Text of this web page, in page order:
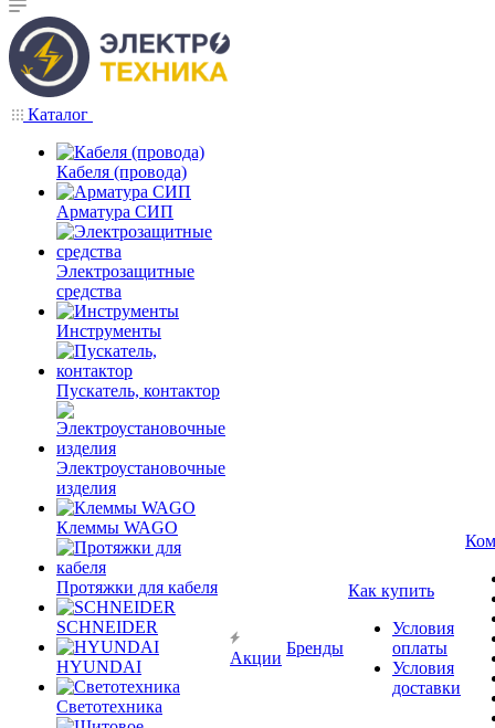
Каталог
Кабеля (провода)
Арматура СИП
Электрозащитные
средства
Инструменты
Пускатель, контактор
Электроустановочные
изделия
Клеммы WAGO
Протяжки для кабеля
SCHNEIDER
HYUNDAI
Светотехника
Акции
Бренды
Как купить
Условия
оплаты
Условия
доставки